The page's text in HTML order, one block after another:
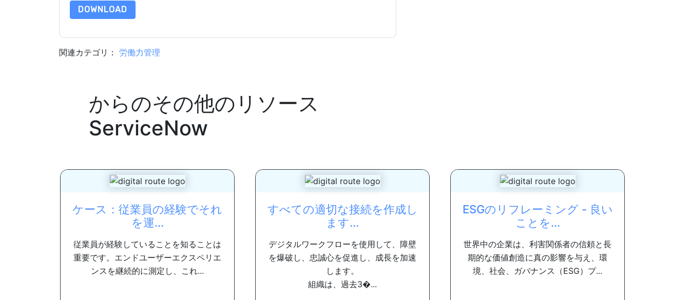
DOWNLOAD
関連カテゴリ： 労働力管理
からのその他のリソース
ServiceNow
ケース：従業員の経験でそれ
を運...
従業員が経験していることを知ることは
重要です。エンドユーザーエクスペリエ
ンスを継続的に測定し、これ...
すべての適切な接続を作成し
ます...
デジタルワークフローを使用して、障壁
を爆破し、忠誠心を促進し、成長を加速
します。
組織は、過去3�...
ESGのリフレーミング - 良い
ことを...
世界中の企業は、利害関係者の信頼と長
期的な価値創造に真の影響を与え、環
境、社会、ガバナンス（ESG）プ...